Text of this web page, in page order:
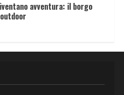
avventura: il borgo